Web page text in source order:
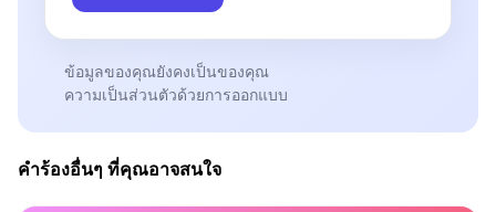
ข้อมูลของคุณยังคงเป็นของคุณ
ความเป็นส่วนตัวด้วยการออกแบบ
คำร้องอื่นๆ ที่คุณอาจสนใจ